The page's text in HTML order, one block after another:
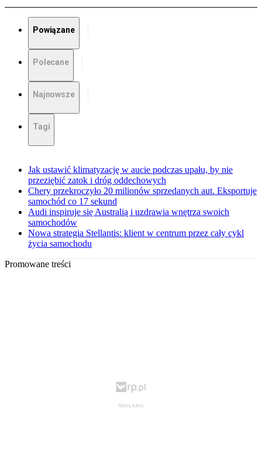
Powiązane
Polecane
Najnowsze
Tagi
Jak ustawić klimatyzację w aucie podczas upału, by nie
przeziębić zatok i dróg oddechowych
Chery przekroczyło 20 milionów sprzedanych aut. Eksportuje
samochód co 17 sekund
Audi inspiruje się Australią i uzdrawia wnętrza swoich
samochodów
Nowa strategia Stellantis: klient w centrum przez cały cykl
życia samochodu
Promowane treści